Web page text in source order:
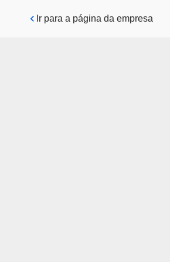
Pular para o conteúdo principal
Ir para a página da empresa